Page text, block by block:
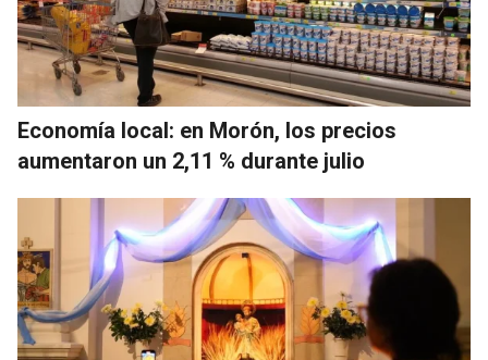
Economía local: en Morón, los precios
aumentaron un 2,11 % durante julio